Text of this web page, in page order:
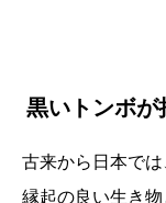
黒いトンボが
古来から日本では
縁起の良い生き